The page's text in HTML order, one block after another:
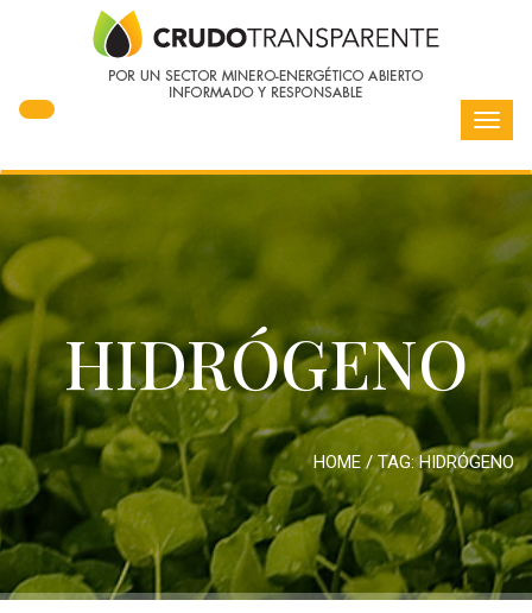
HIDRÓGENO
HOME/ TAG:HIDRÓGENO